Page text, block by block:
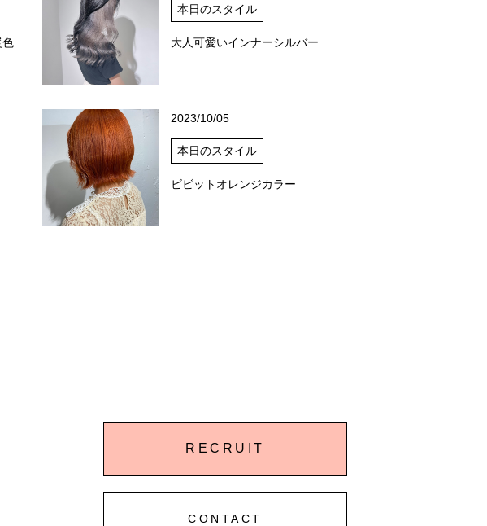
本日のスタイル
2023/10/05
本日のスタイル
ビビットオレンジカラー
RECRUIT
CONTACT